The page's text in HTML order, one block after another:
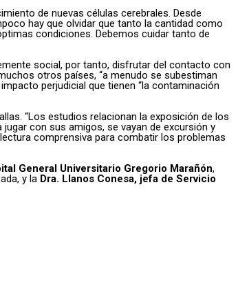
de nuevas células cerebrales. Desde
hay que olvidar que tanto la cantidad como
condiciones. Debemos cuidar tanto de
social, por tanto, disfrutar del contacto con
otros países, “a menudo se subestiman
perjudicial que tienen “la contaminación
“Los estudios relacionan la exposición de los
con sus amigos, se vayan de excursión y
comprensiva para combatir los problemas
General Universitario Gregorio Marañón,
y la Dra. Llanos Conesa, jefa de Servicio